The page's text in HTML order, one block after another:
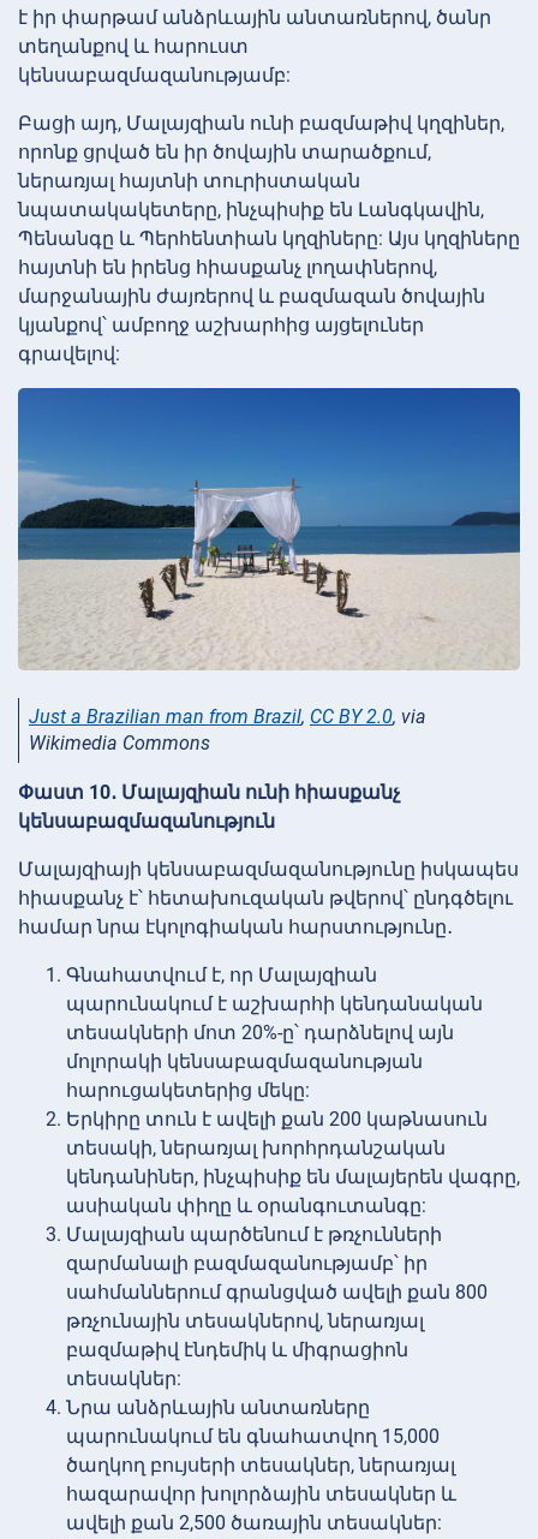
է իր փարթամ անձրևային անտառներով, ծանր
տեղանքով և հարուստ
կենսաբազմազանությամբ:
Բացի այդ, Մալայզիան ունի բազմաթիվ կղզիներ,
որոնք ցրված են իր ծովային տարածքում,
ներառյալ հայտնի տուրիստական
նպատակակետերը, ինչպիսիք են Լանգկավին,
Պենանգը և Պերհենտիան կղզիները: Այս կղզիները
հայտնի են իրենց հիասքանչ լողափներով,
մարջանային ժայռերով և բազմազան ծովային
կյանքով՝ ամբողջ աշխարհից այցելուներ
գրավելով:
Just a Brazilian man from Brazil, CC BY 2.0, via
Wikimedia Commons
Փաստ 10․ Մալայզիան ունի հիասքանչ
կենսաբազմազանություն
Մալայզիայի կենսաբազմազանությունը իսկապես
հիասքանչ է՝ հետախուզական թվերով՝ ընդգծելու
համար նրա էկոլոգիական հարստությունը․
Գնահատվում է, որ Մալայզիան
պարունակում է աշխարհի կենդանական
տեսակների մոտ 20%-ը՝ դարձնելով այն
մոլորակի կենսաբազմազանության
հարուցակետերից մեկը:
Երկիրը տուն է ավելի քան 200 կաթնասուն
տեսակի, ներառյալ խորհրդանշական
կենդանիներ, ինչպիսիք են մալայերեն վագրը,
ասիական փիղը և օրանգուտանգը:
Մալայզիան պարծենում է թռչունների
զարմանալի բազմազանությամբ՝ իր
սահմաններում գրանցված ավելի քան 800
թռչունային տեսակներով, ներառյալ
բազմաթիվ էնդեմիկ և միգրացիոն
տեսակներ:
Նրա անձրևային անտառները
պարունակում են գնահատվող 15,000
ծաղկող բույսերի տեսակներ, ներառյալ
հազարավոր խոլորձային տեսակներ և
ավելի քան 2,500 ծառային տեսակներ: